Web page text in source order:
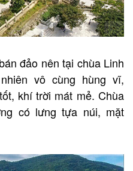
đảo nên tại chùa Linh
vô cùng hùng vĩ,
khí trời mát mẻ. Chùa
có lưng tựa núi, mặt